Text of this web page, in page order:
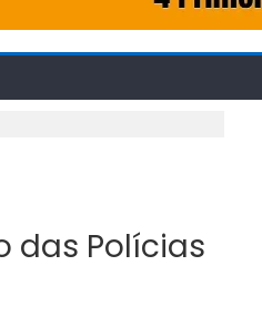
das Polícias